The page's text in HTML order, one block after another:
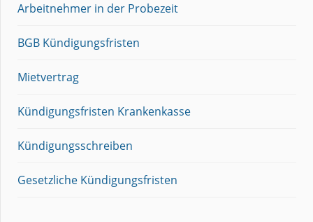
Arbeitnehmer in der Probezeit
BGB Kündigungsfristen
Mietvertrag
Kündigungsfristen Krankenkasse
Kündigungsschreiben
Gesetzliche Kündigungsfristen